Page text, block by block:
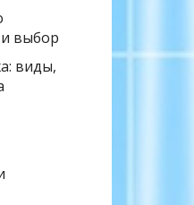
и выбор
виды,